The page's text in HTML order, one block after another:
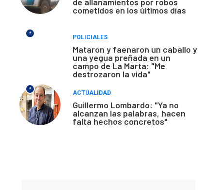
cometidos en los últimos días
*
POLICIALES
Mataron y faenaron un caballo y
una yegua preñada en un
campo de La Marta: "Me
destrozaron la vida"
*
ACTUALIDAD
Guillermo Lombardo: "Ya no
alcanzan las palabras, hacen
falta hechos concretos"